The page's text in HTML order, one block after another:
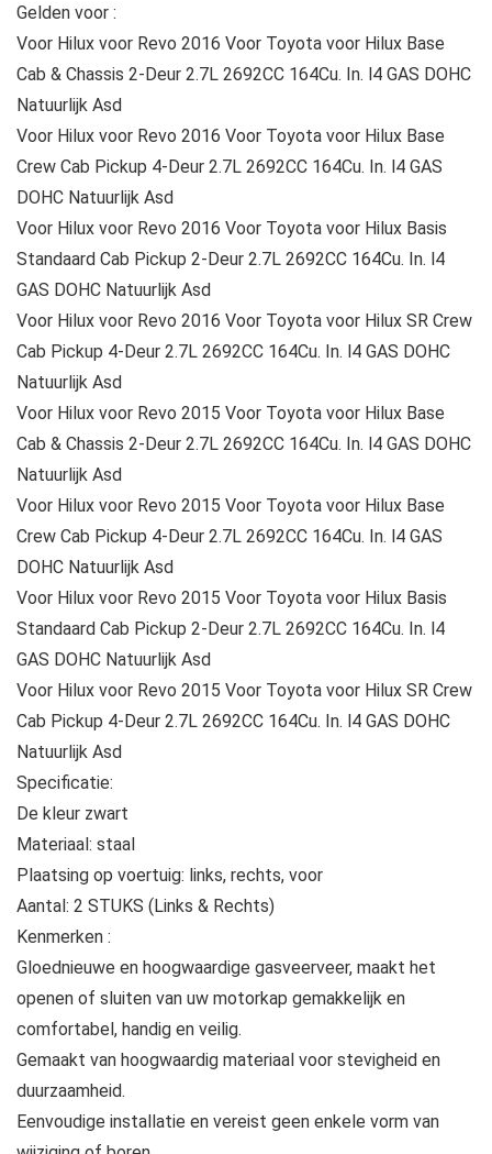
Gelden voor :
Voor Hilux voor Revo 2016 Voor Toyota voor Hilux Base
Cab & Chassis 2-Deur 2.7L 2692CC 164Cu. In. l4 GAS DOHC
Natuurlijk Asd
Voor Hilux voor Revo 2016 Voor Toyota voor Hilux Base
Crew Cab Pickup 4-Deur 2.7L 2692CC 164Cu. In. l4 GAS
DOHC Natuurlijk Asd
Voor Hilux voor Revo 2016 Voor Toyota voor Hilux Basis
Standaard Cab Pickup 2-Deur 2.7L 2692CC 164Cu. In. l4
GAS DOHC Natuurlijk Asd
Voor Hilux voor Revo 2016 Voor Toyota voor Hilux SR Crew
Cab Pickup 4-Deur 2.7L 2692CC 164Cu. In. l4 GAS DOHC
Natuurlijk Asd
Voor Hilux voor Revo 2015 Voor Toyota voor Hilux Base
Cab & Chassis 2-Deur 2.7L 2692CC 164Cu. In. l4 GAS DOHC
Natuurlijk Asd
Voor Hilux voor Revo 2015 Voor Toyota voor Hilux Base
Crew Cab Pickup 4-Deur 2.7L 2692CC 164Cu. In. l4 GAS
DOHC Natuurlijk Asd
Voor Hilux voor Revo 2015 Voor Toyota voor Hilux Basis
Standaard Cab Pickup 2-Deur 2.7L 2692CC 164Cu. In. l4
GAS DOHC Natuurlijk Asd
Voor Hilux voor Revo 2015 Voor Toyota voor Hilux SR Crew
Cab Pickup 4-Deur 2.7L 2692CC 164Cu. In. l4 GAS DOHC
Natuurlijk Asd
Specificatie:
De kleur zwart
Materiaal: staal
Plaatsing op voertuig: links, rechts, voor
Aantal: 2 STUKS (Links & Rechts)
Kenmerken :
Gloednieuwe en hoogwaardige gasveerveer, maakt het
openen of sluiten van uw motorkap gemakkelijk en
comfortabel, handig en veilig.
Gemaakt van hoogwaardig materiaal voor stevigheid en
duurzaamheid.
Eenvoudige installatie en vereist geen enkele vorm van